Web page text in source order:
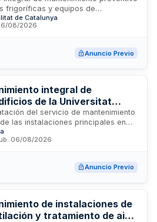
frigoríficas y equipos de
a las instalaciones turísticas de
de Catalunya. El contrato
de refrigeración y
La prestación del servicio se
para la conservación de alimentos
espacios de explotación turística
de Catalunya
08/2026
Anuncio Previo
integral de
de la Universitat
del servicio de mantenimiento
las instalaciones principales en
conforman el campus de la
El servicio abarca el
universitarias ubicadas
se tramita mediante anuncio
de contratación.
06/08/2026
Anuncio Previo
de instalaciones de
y tratamiento de aire